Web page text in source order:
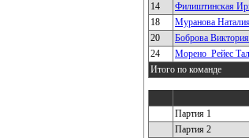
14 Филиштинская
18 Муранова
20 Боброва Виктория
24 Морено_Рейес
Итого по команде
Партия 1
Партия 2